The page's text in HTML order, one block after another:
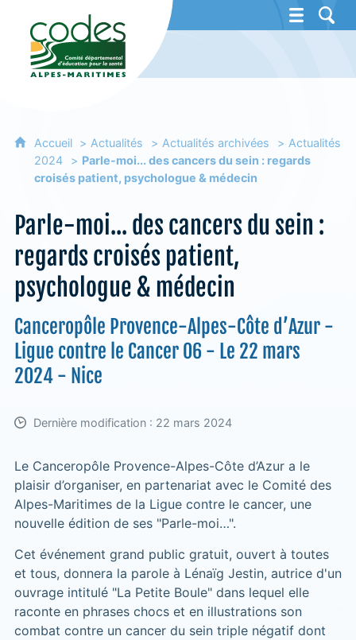
CoDES 06 - Comité départemental
Accueil Actualités Actualités archivées
Actualités
2024
Parle-moi... des cancers du sein : regards
croisés patient, psychologue & médecin
Parle-moi... des cancers du sein :
regards croisés patient,
psychologue & médecin
Canceropôle Provence-Alpes-Côte d’Azur -
Ligue contre le Cancer 06 - Le 22 mars
2024 - Nice
Dernière modification : 22 mars 2024
Le Canceropôle Provence-Alpes-Côte d’Azur a le
plaisir d’organiser, en partenariat avec le Comité des
Alpes-Maritimes de la Ligue contre le cancer, une
nouvelle édition de ses "Parle-moi…".
Cet événement grand public gratuit, ouvert à toutes
et tous, donnera la parole à Lénaïg Jestin, autrice d'un
ouvrage intitulé "La Petite Boule" dans lequel elle
raconte en phrases chocs et en illustrations son
combat contre un cancer du sein triple négatif dont